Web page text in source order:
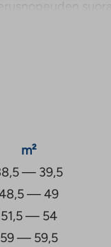
nopeamman
m²
— 39,5
— 49
51,5 — 54
59 — 59,5